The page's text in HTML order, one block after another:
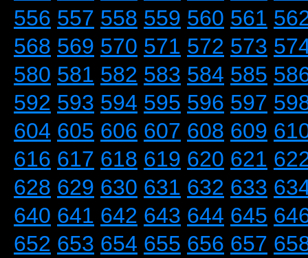
556 557 558 559 560 561
568 569 570 571 572 573
580 581 582 583 584 585
592 593 594 595 596 597
604 605 606 607 608 609
616 617 618 619 620 621
628 629 630 631 632 633
640 641 642 643 644 645
652 653 654 655 656 657